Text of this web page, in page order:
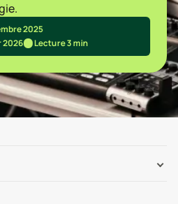
2025
2026
Lecture 3 min